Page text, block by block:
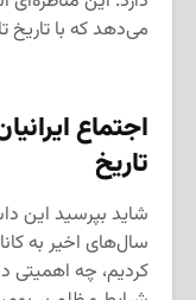
می‌دهد که با تاریخ
اجتماع
تاریخ
شاید بپرسید این
سال‌های اخیر به
کردیم، چه اهمیتی